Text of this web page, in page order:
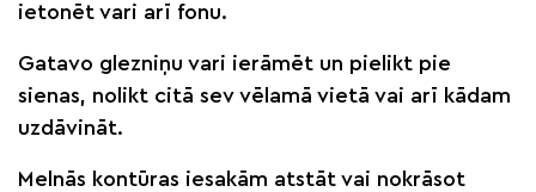
ietonēt vari arī fonu.
Gatavo glezniņu vari ierāmēt un pielikt pie
sienas, nolikt citā sev vēlamā vietā vai arī kādam
uzdāvināt.
Melnās kontūras iesakām atstāt vai nokrāsot